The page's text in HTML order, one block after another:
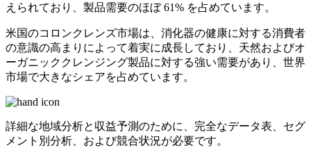
えられており、製品需要のほぼ 61% を占めています。
米国のコロンクレンズ市場は、消化器の健康に対する消費者
の意識の高まりによって着実に成長しており、天然およびオ
ーガニッククレンジング製品に対する強い需要があり、世界
市場で大きなシェアを占めています。
詳細な地域分析と収益予測のために、 完全なデータ表、セグ
メント別分析、および競合状況が必要です。